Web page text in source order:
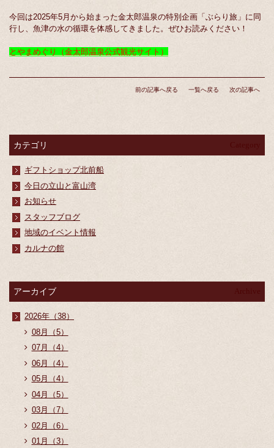
今回は2025年5月から始まった金太郎温泉の特別企画「ぶらり旅」に同
行し、魚津の水の循環を体感してきました。ぜひお読みください！
とやまめぐり（金太郎温泉公式観光サイト）
前の記事へ戻る 一覧へ戻る 次の記事へ
カテゴリ
ギフトショップ北前船
今日の立山と富山湾
お知らせ
スタッフブログ
地域のイベント情報
カルナの館
アーカイブ
2026年（38）
08月（5）
07月（4）
06月（4）
05月（4）
04月（5）
03月（7）
02月（6）
01月（3）